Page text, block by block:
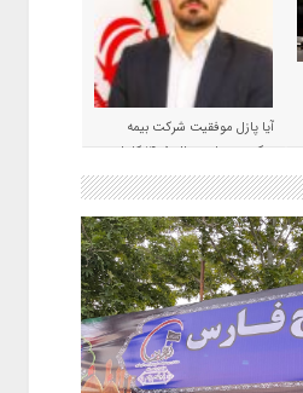
آیا پازل موفقیت شرکت بیمه
حکمت صبا در سال ۱۴۰۵ کامل می
شود؟!